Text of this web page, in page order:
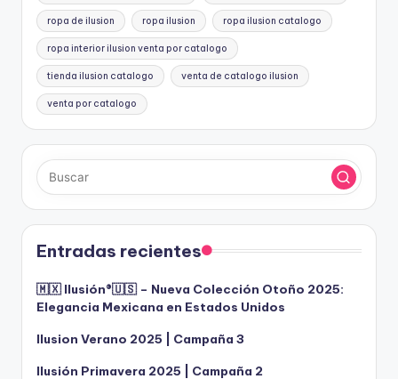
ropa de ilusion ropa ilusion ropa ilusion catalogo
ropa interior ilusion venta por catalogo
tienda ilusion catalogo venta de catalogo ilusion
venta por catalogo
Entradas recientes
🇲🇽 Ilusión®️🇺🇸 – Nueva Colección Otoño 2025:
Elegancia Mexicana en Estados Unidos
Ilusion Verano 2025 | Campaña 3
Ilusión Primavera 2025 | Campaña 2